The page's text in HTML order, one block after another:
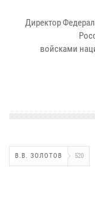
Директор
войсками
В.В. ЗОЛОТОВ 520